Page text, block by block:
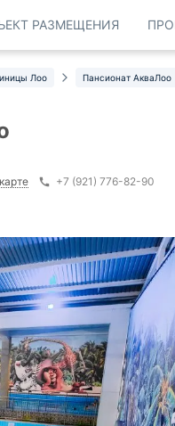
РАЗМЕЩЕНИЯ
Лоо Пансионат АкваЛоо
+7 (921) 776-82-90